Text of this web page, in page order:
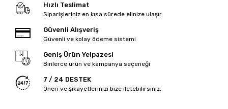
Hızlı Teslimat
Siparişleriniz en kısa sürede elinize ulaşır.
Güvenli Alışveriş
Güvenli ve kolay ödeme sistemi
Geniş Ürün Yelpazesi
Binlerce ürün ve kampanya seçeneği
7 / 24 DESTEK
Öneri ve şikayetlerinizi bize iletebilirsiniz.